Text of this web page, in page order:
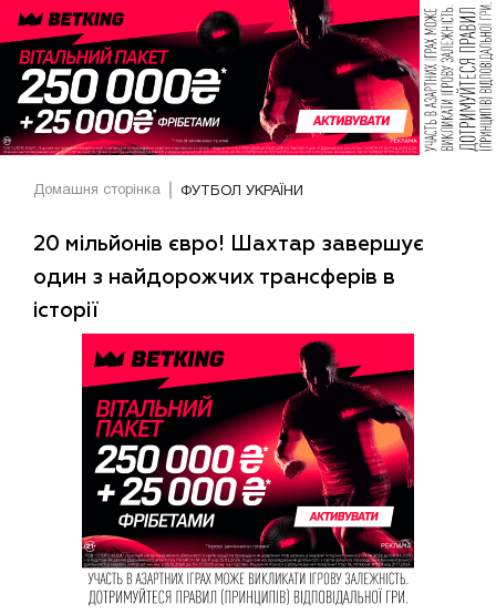
Домашня сторінка ФУТБОЛ УКРАЇНИ
20 мільйонів євро! Шахтар завершує
один з найдорожчих трансферів в
історії